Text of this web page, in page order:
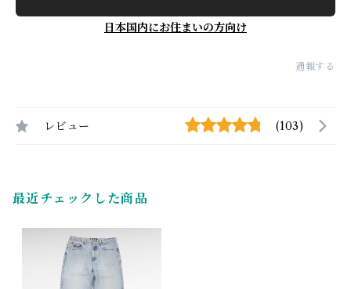
日本国内にお住まいの方向け
通報する
レビュー (103)
最近チェックした商品